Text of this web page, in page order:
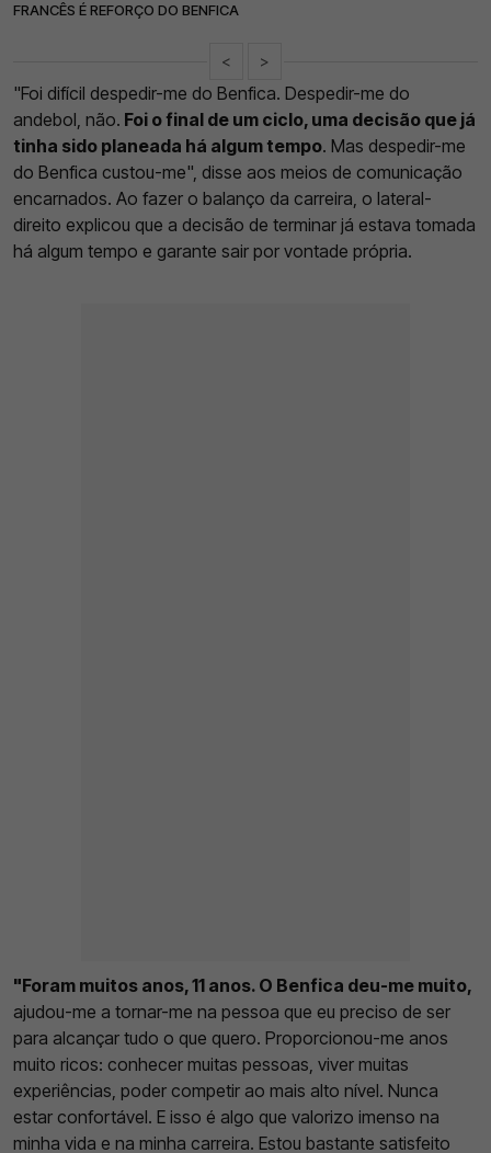
FRANCÊS É REFORÇO DO BENFICA
< >
"Foi difícil despedir-me do Benfica. Despedir-me do
andebol, não. Foi o final de um ciclo, uma decisão que já
tinha sido planeada há algum tempo. Mas despedir-me
do Benfica custou-me", disse aos meios de comunicação
encarnados. Ao fazer o balanço da carreira, o lateral-
direito explicou que a decisão de terminar já estava tomada
há algum tempo e garante sair por vontade própria.
"Foram muitos anos, 11 anos. O Benfica deu-me muito,
ajudou-me a tornar-me na pessoa que eu preciso de ser
para alcançar tudo o que quero. Proporcionou-me anos
muito ricos: conhecer muitas pessoas, viver muitas
experiências, poder competir ao mais alto nível. Nunca
estar confortável. E isso é algo que valorizo imenso na
minha vida e na minha carreira. Estou bastante satisfeito